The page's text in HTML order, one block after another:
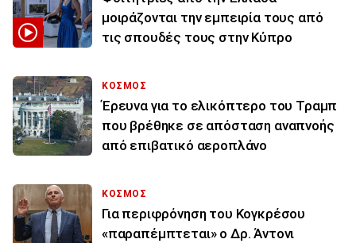
μοιράζονται την εμπειρία τους από
τις σπουδές τους στην Κύπρο
ΚΟΣΜΟΣ
Έρευνα για το ελικόπτερο του Τραμπ
που βρέθηκε σε απόσταση αναπνοής
από επιβατικό αεροπλάνο
ΚΟΣΜΟΣ
Για περιφρόνηση του Κογκρέσου
«παραπέμπτεται» ο Δρ. Άντονι